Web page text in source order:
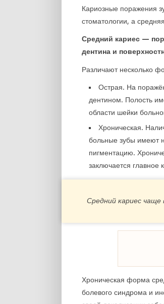
Кариозные поражения
стоматологии, а
Средний кариес —
дентина и
Различают несколько
Острая. На
дентином. Полость
области шейки
Хроническая.
больные зубы имеют
пигментацию.
заключается главное
Средний кариес чаще
Хроническая форма
болевого синдрома и